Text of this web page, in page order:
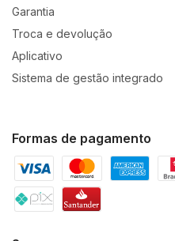
Garantia
Troca e devolução
Aplicativo
Sistema de gestão integrado
Formas de pagamento